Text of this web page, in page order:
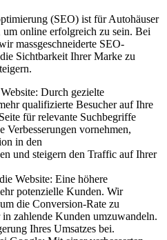
(SEO) ist für Autohäuser
online erfolgreich zu sein. Bei
massgeschneiderte SEO-
Sichtbarkeit Ihrer Marke zu
Durch gezielte
qualifizierte Besucher auf Ihre
für relevante Suchbegriffe
Verbesserungen vornehmen,
in den
und steigern den Traffic auf Ihrer
Website: Eine höhere
potenzielle Kunden. Wir
die Conversion-Rate zu
in zahlende Kunden umzuwandeln.
Ihres Umsatzes bei.